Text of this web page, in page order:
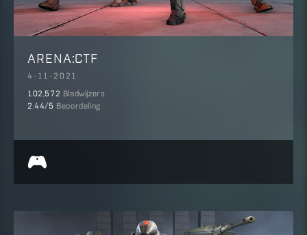
ARENA:CTF
4-11-2021
102,572 Bladwijzers
2.44/5 Beoordeling